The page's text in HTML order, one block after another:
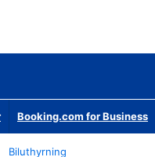
Booking.com for Business
Biluthyrning